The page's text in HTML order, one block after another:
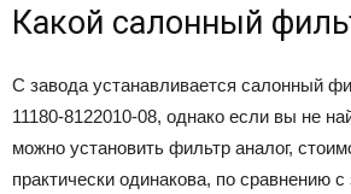
Какой салонный
С завода устанавливается салонный
11180-8122010-08, однако если вы не
можно установить фильтр аналог,
практически одинакова, по сравнению с